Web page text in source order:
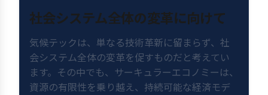
社会システム全体の変革に向けて
気候テックは、単なる技術革新に留まらず、社
会システム全体の変革を促すものだと考えてい
ます。その中でも、サーキュラーエコノミーは、
資源の有限性を乗り越え、持続可能な経済モデ